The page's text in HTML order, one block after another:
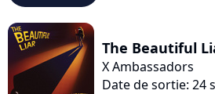
The Beautiful
X Ambassadors
Date de sortie: 24